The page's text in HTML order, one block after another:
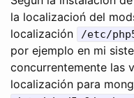
la localizacioń del
localización
/etc/
por ejemplo en mi
concurrentemente las
localización para